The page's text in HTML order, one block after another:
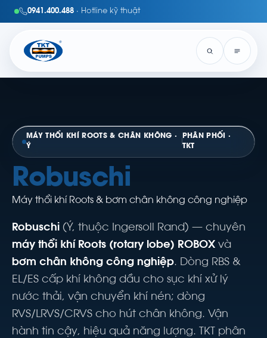
0941.400.488 · Hotline kỹ thuật
MÁY THỔI KHÍ ROOTS & CHÂN KHÔNG ·
Ý
PHÂN PHỐI ·
TKT
Robuschi
Máy thổi khí Roots & bơm chân không công nghiệp
Robuschi (Ý, thuộc Ingersoll Rand) — chuyên
máy thổi khí Roots (rotary lobe) ROBOX và
bơm chân không công nghiệp. Dòng RBS &
EL/ES cấp khí không dầu cho sục khí xử lý
nước thải, vận chuyển khí nén; dòng
RVS/LRVS/CRVS cho hút chân không. Vận
hành tin cậy, hiệu quả năng lượng. TKT phân